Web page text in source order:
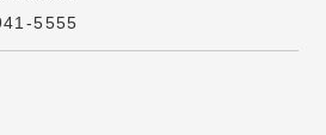
5555